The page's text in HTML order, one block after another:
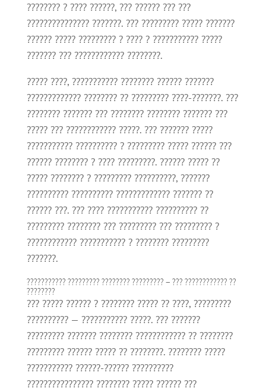
???????? ? ???? ??????, ??? ?????? ??? ???
??????????????? ???????. ??? ????????? ????? ???????
?????? ????? ????????? ? ???? ? ??????????? ?????
??????? ??? ???????????? ????????.
????? ????, ??????????? ???????? ?????? ???????
????????????? ???????? ?? ????????? ????-???????. ???
???????? ??????? ??? ???????? ???????? ??????? ???
????? ??? ???????????? ?????. ??? ??????? ?????
??????????? ?????????? ? ????????? ????? ?????? ???
?????? ???????? ? ???? ?????????. ?????? ????? ??
????? ???????? ? ????????? ??????????, ???????
?????????? ?????????? ????????????? ??????? ??
?????? ???. ??? ???? ??????????? ?????????? ??
????????? ???????? ??? ????????? ??? ????????? ?
???????????? ??????????? ? ???????? ?????????
???????.
??????????? ????????? ???????? ????????? – ??? ???????????? ??
????????
??? ????? ?????? ? ???????? ????? ?? ????, ?????????
?????????? — ??????????? ?????. ??? ???????
????????? ??????? ???????? ???????????? ?? ????????
????????? ?????? ????? ?? ????????. ???????? ?????
??????????? ??????-?????? ??????????
???????????????? ???????? ????? ?????? ???